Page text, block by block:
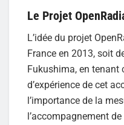
Le Projet
L’idée du projet
France en 2013, soit
Fukushima, en tenant
d’expérience de cet
l’importance de la
l’accompagnement